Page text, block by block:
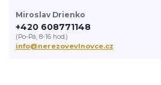
Miroslav Drienko
+420 608771148
(Po-Pá, 8-16 hod.)
info@nerezovevlnovce.cz